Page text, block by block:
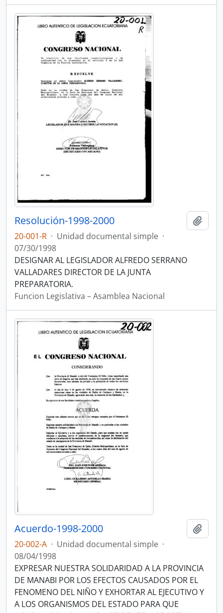
Resolución-1998-2000
20-001-R · Unidad documental simple ·
07/30/1998
DESIGNAR AL LEGISLADOR ALFREDO SERRANO
VALLADARES DIRECTOR DE LA JUNTA
PREPARATORIA.
Funcion Legislativa – Asamblea Nacional
Acuerdo-1998-2000
20-002-A · Unidad documental simple ·
08/04/1998
EXPRESAR NUESTRA SOLIDARIDAD A LA PROVINCIA
DE MANABI POR LOS EFECTOS CAUSADOS POR EL
FENOMENO DEL NIÑO Y EXHORTAR AL EJECUTIVO Y
A LOS ORGANISMOS DEL ESTADO PARA QUE